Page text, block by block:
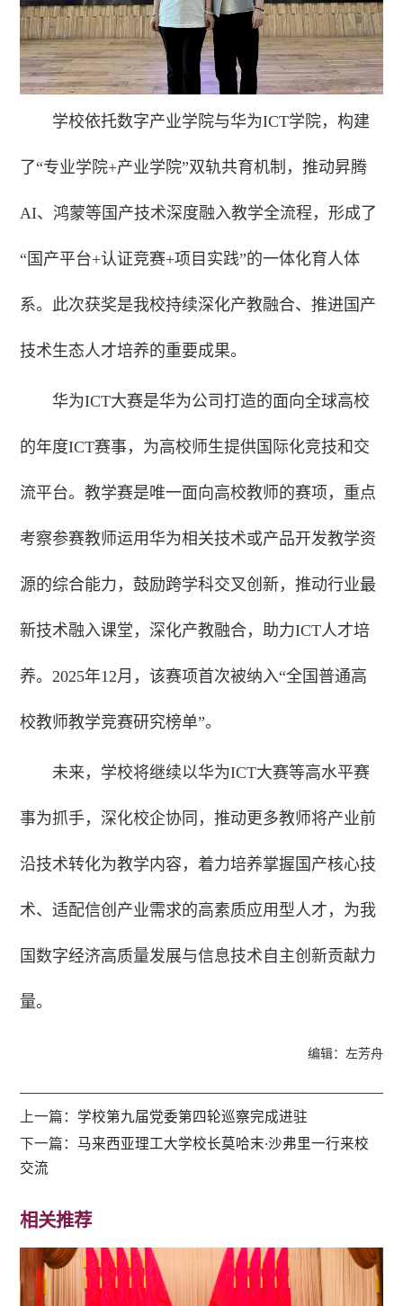
学校依托数字产业学院与华为ICT学院，构建
了“专业学院+产业学院”双轨共育机制，推动昇腾
AI、鸿蒙等国产技术深度融入教学全流程，形成了
“国产平台+认证竞赛+项目实践”的一体化育人体
系。此次获奖是我校持续深化产教融合、推进国产
技术生态人才培养的重要成果。
华为ICT大赛是华为公司打造的面向全球高校
的年度ICT赛事，为高校师生提供国际化竞技和交
流平台。教学赛是唯一面向高校教师的赛项，重点
考察参赛教师运用华为相关技术或产品开发教学资
源的综合能力，鼓励跨学科交叉创新，推动行业最
新技术融入课堂，深化产教融合，助力ICT人才培
养。2025年12月，该赛项首次被纳入“全国普通高
校教师教学竞赛研究榜单”。
未来，学校将继续以华为ICT大赛等高水平赛
事为抓手，深化校企协同，推动更多教师将产业前
沿技术转化为教学内容，着力培养掌握国产核心技
术、适配信创产业需求的高素质应用型人才，为我
国数字经济高质量发展与信息技术自主创新贡献力
量。
编辑：左芳舟
上一篇： 学校第九届党委第四轮巡察完成进驻
下一篇：马来西亚理工大学校长莫哈末·沙弗里一行来校
交流
相关推荐